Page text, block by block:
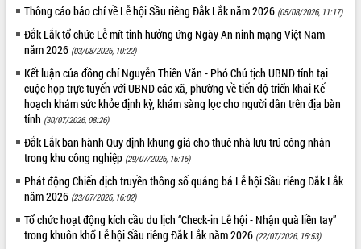
Tất cả: 66105846
Thông cáo báo chí về Lễ hội Sầu riêng Đắk Lắk năm 2026 (05/08/2026, 11:17)
Đắk Lắk tổ chức Lễ mít tinh hưởng ứng Ngày An ninh mạng Việt Nam
năm 2026 (03/08/2026, 10:22)
Kết luận của đồng chí Nguyễn Thiên Văn - Phó Chủ tịch UBND tỉnh tại
cuộc họp trực tuyến với UBND các xã, phường về tiến độ triển khai Kế
hoạch khám sức khỏe định kỳ, khám sàng lọc cho người dân trên địa bàn
tỉnh (30/07/2026, 08:26)
Đắk Lắk ban hành Quy định khung giá cho thuê nhà lưu trú công nhân
trong khu công nghiệp (29/07/2026, 16:15)
Phát động Chiến dịch truyền thông số quảng bá Lễ hội Sầu riêng Đắk Lắk
năm 2026 (23/07/2026, 16:02)
Tổ chức hoạt động kích cầu du lịch “Check-in Lễ hội - Nhận quà liền tay”
trong khuôn khổ Lễ hội Sầu riêng Đắk Lắk năm 2026 (22/07/2026, 15:53)